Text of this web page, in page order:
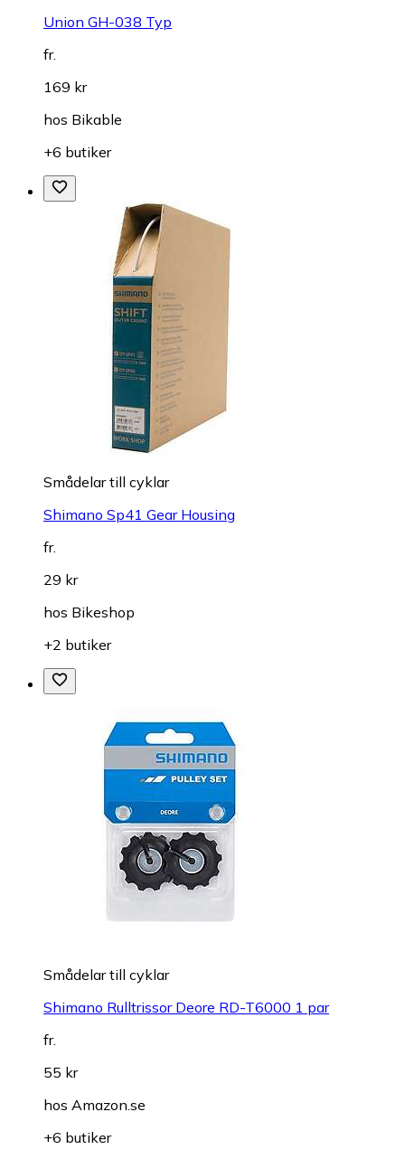
Union GH-038 Typ
fr.
169 kr
hos Bikable
+6 butiker
Smådelar till cyklar
Shimano Sp41 Gear Housing
fr.
29 kr
hos Bikeshop
+2 butiker
Smådelar till cyklar
Shimano Rulltrissor Deore RD-T6000 1 par
fr.
55 kr
hos Amazon.se
+6 butiker